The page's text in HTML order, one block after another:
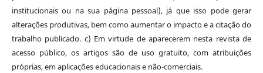
institucionais ou na sua página pessoal), já que isso pode gerar
alterações produtivas, bem como aumentar o impacto e a citação do
trabalho publicado. c) Em virtude de aparecerem nesta revista de
acesso público, os artigos são de uso gratuito, com atribuições
próprias, em aplicações educacionais e não-comerciais.